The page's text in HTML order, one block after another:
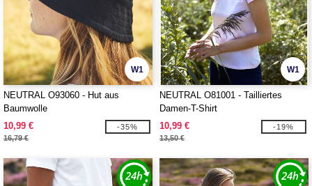
W1
NEUTRAL O93060 - Hut aus
Baumwolle
10,99 €
16,79 €
-35%
W1
NEUTRAL O81001 - Tailliertes
Damen-T-Shirt
10,99 €
13,50 €
-19%